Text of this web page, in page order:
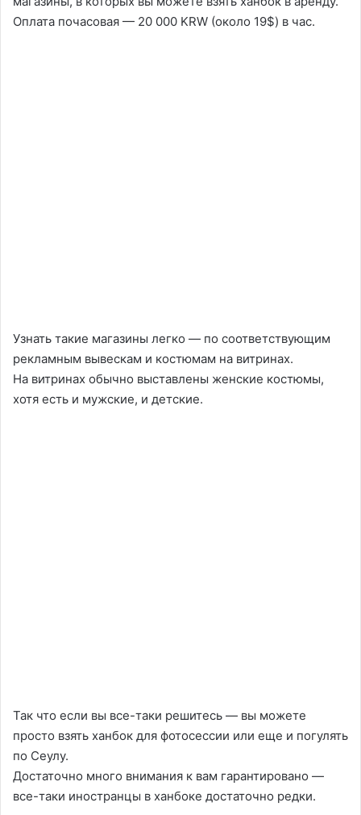
Оплата почасовая — 20 000 KRW (около 19$) в час.
Узнать такие магазины легко — по соответствующим
рекламным вывескам и костюмам на витринах.
На витринах обычно выставлены женские костюмы,
хотя есть и мужские, и детские.
Так что если вы все-таки решитесь — вы можете
просто взять ханбок для фотосессии или еще и погулять
по Сеулу.
Достаточно много внимания к вам гарантировано —
все-таки иностранцы в ханбоке достаточно редки.